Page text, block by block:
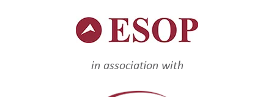
in association with